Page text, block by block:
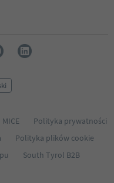
MICE
Polityka prywatności
Polityka plików cookie
South Tyrol B2B